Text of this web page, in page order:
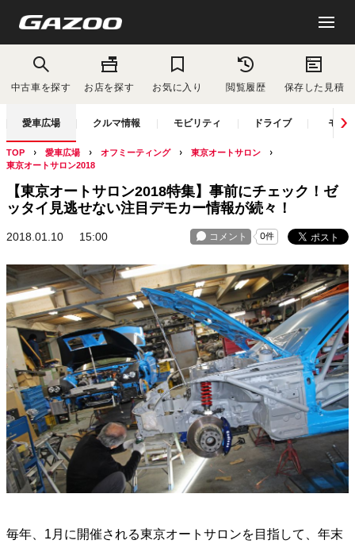
中古車を探す お店を探す お気に入り 閲覧履歴 保存した見積
愛車広場 クルマ情報 モビリティ ドライブ モー
TOP 愛車広場 オフミーティング
東京オートサロン
東京オートサロン2018
【東京オートサロン2018特集】事前にチェック！ゼ
ッタイ見逃せない注目デモカー情報が続々！
2018.01.10 15:00
毎年、1月に開催される東京オートサロンを目指して、年末